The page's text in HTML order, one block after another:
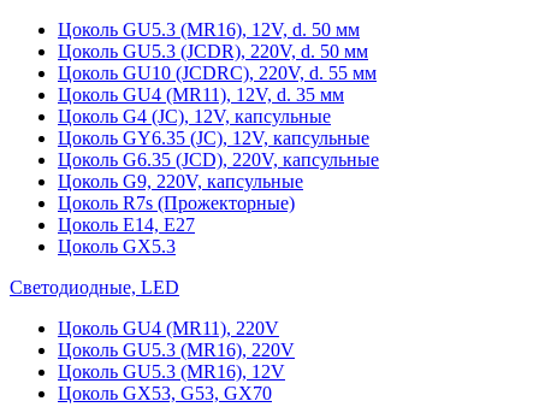
Цоколь GU5.3 (MR16), 12V, d. 50 мм
Цоколь GU5.3 (JCDR), 220V, d. 50 мм
Цоколь GU10 (JCDRC), 220V, d. 55 мм
Цоколь GU4 (MR11), 12V, d. 35 мм
Цоколь G4 (JC), 12V, капсульные
Цоколь GY6.35 (JC), 12V, капсульные
Цоколь G6.35 (JCD), 220V, капсульные
Цоколь G9, 220V, капсульные
Цоколь R7s (Прожекторные)
Цоколь E14, E27
Цоколь GX5.3
Светодиодные, LED
Цоколь GU4 (MR11), 220V
Цоколь GU5.3 (MR16), 220V
Цоколь GU5.3 (MR16), 12V
Цоколь GX53, G53, GX70